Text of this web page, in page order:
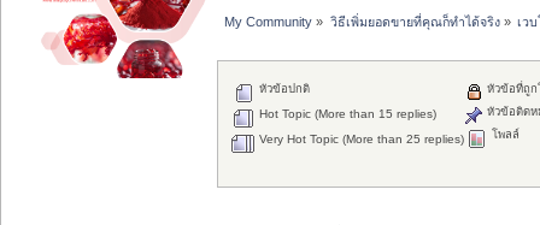
My Community » วิธีเพิ่มยอดขายที่คุณก็ทำได้จริง» เว
หัวข้อปกติ
Hot Topic (More than 15 replies)
Very Hot Topic (More than 25 replies)
หัวข้อที่ถู
หัวข้อติดห
โพลล์